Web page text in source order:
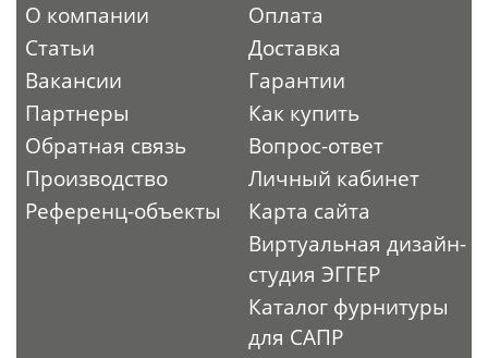
О компании
Статьи
Вакансии
Партнеры
Обратная связь
Производство
Референц-объекты
Оплата
Доставка
Гарантии
Как купить
Вопрос-ответ
Личный кабинет
Карта сайта
Виртуальная дизайн-
студия ЭГГЕР
Каталог фурнитуры
для САПР